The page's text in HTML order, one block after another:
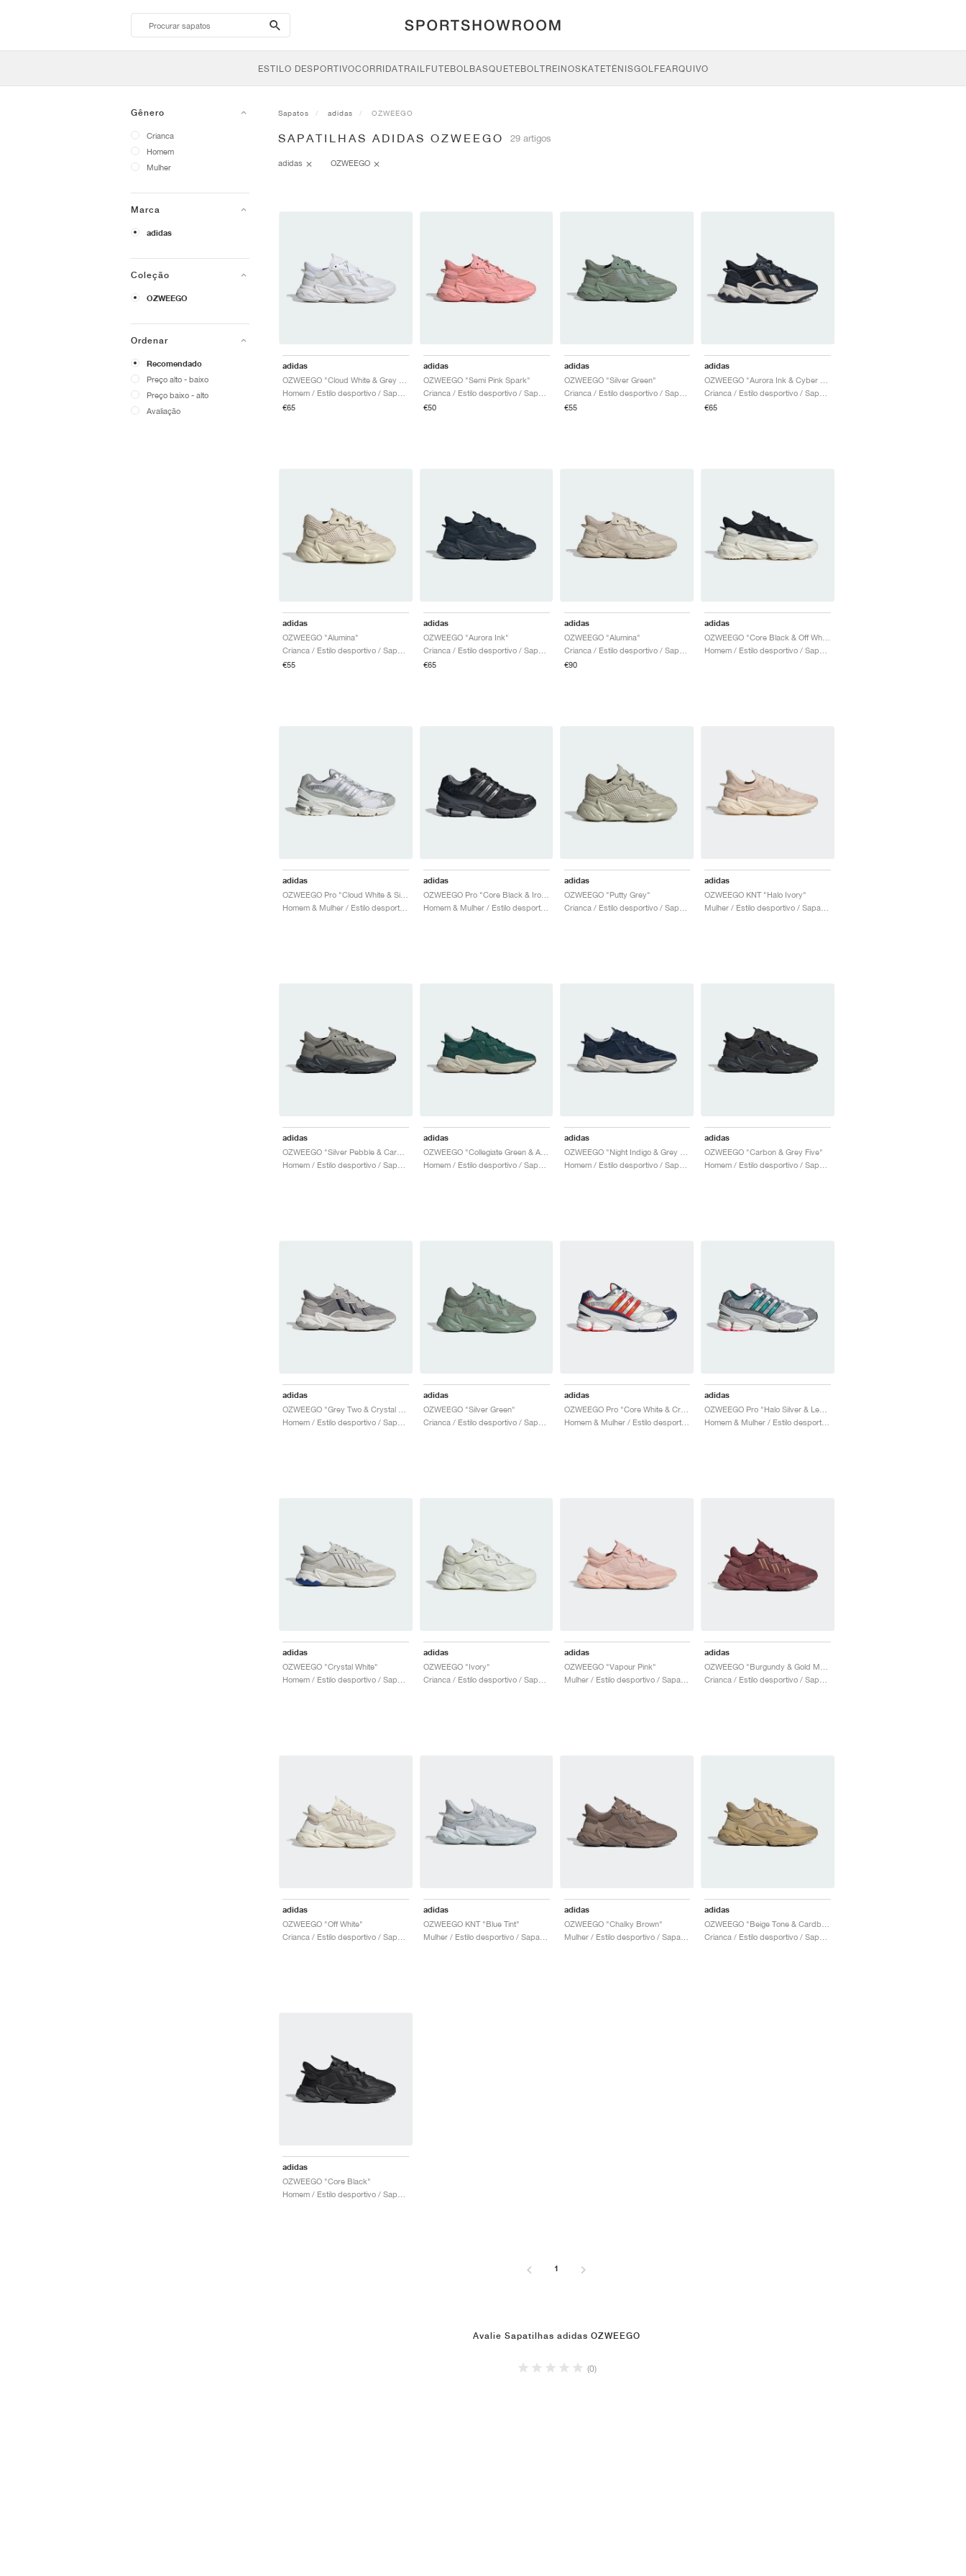
search-
btn
ESTILO DESPORTIVOCORRIDATRAILFUTEBOLBASQUETEBOLTREINOSKATETÉNISGOLFEARQUIVO
Gênero
Crianca
Homem
Mulher
Marca
adidas
Coleção
OZWEEGO
Ordenar
Recomendado
Preço alto - baixo
Preço baixo - alto
Avaliação
Sapatos adidas OZWEEGO
SAPATILHAS ADIDAS OZWEEGO 29 artigos
adidas OZWEEGO
adidas
€65
adidas
OZWEEGO "Semi Pink Spark"
€50
adidas
OZWEEGO "Silver Green"
€55
adidas
€65
adidas
OZWEEGO "Alumina"
€55
adidas
OZWEEGO "Aurora Ink"
€65
adidas
OZWEEGO "Alumina"
€90
adidas
adidas adidas
OZWEEGO Pro "Core Black & Iron Metallic"
Homem & Mulher / Estilo desportivo / Sapatos
adidas
OZWEEGO "Putty Grey"
adidas
OZWEEGO KNT "Halo Ivory"
adidas adidas
OZWEEGO "Collegiate Green & Alumina"
adidas adidas
OZWEEGO "Carbon & Grey Five"
adidas adidas
OZWEEGO "Silver Green"
adidas
OZWEEGO Pro "Core White & Crew Orange"
Homem & Mulher / Estilo desportivo / Sapatos
adidas
adidas
OZWEEGO "Crystal White"
adidas
OZWEEGO "Ivory"
adidas
OZWEEGO "Vapour Pink"
adidas
adidas
OZWEEGO "Off White"
adidas
OZWEEGO KNT "Blue Tint"
adidas
OZWEEGO "Chalky Brown"
adidas
adidas
OZWEEGO "Core Black"
1
Avalie Sapatilhas adidas OZWEEGO
(0)